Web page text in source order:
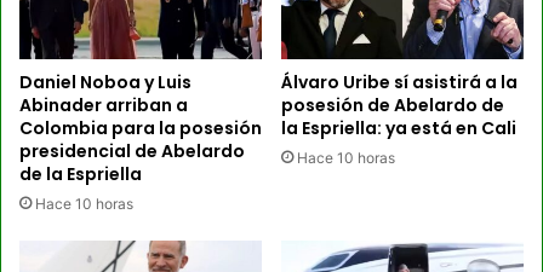
Daniel Noboa y Luis
Abinader arriban a
Colombia para la posesión
presidencial de Abelardo
de la Espriella
Hace 10 horas
Álvaro Uribe sí asistirá a la
posesión de Abelardo de
la Espriella: ya está en Cali
Hace 10 horas